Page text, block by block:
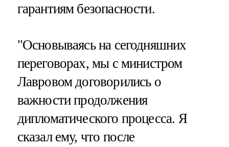
гарантиям безопасности.
"Основываясь на сегодняшних
переговорах, мы с министром
Лавровом договорились о
важности продолжения
дипломатического процесса. Я
сказал ему, что после